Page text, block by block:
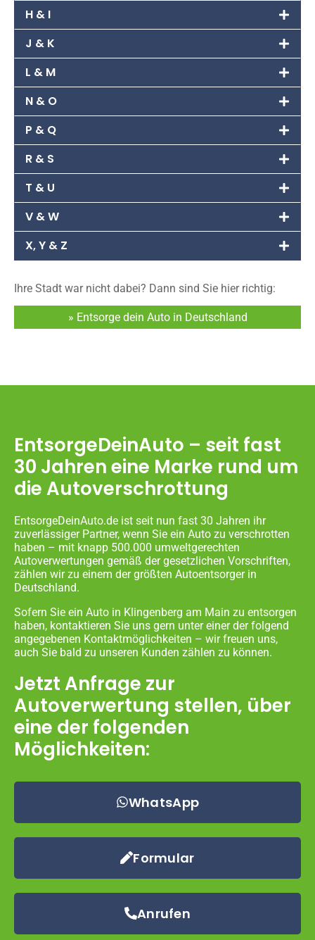
H & I
J & K
L & M
N & O
P & Q
R & S
T & U
V & W
X, Y & Z
Ihre Stadt war nicht dabei? Dann sind Sie hier richtig:
» Entsorge dein Auto in Deutschland
EntsorgeDeinAuto – seit fast
30 Jahren eine Marke rund um
die Autoverschrottung
EntsorgeDeinAuto.de ist seit nun fast 30 Jahren ihr
zuverlässiger Partner, wenn Sie ein Auto zu verschrotten
haben – mit knapp 500.000 umweltgerechten
Autoverwertungen gemäß der gesetzlichen Vorschriften,
zählen wir zu einem der größten Autoentsorger in
Deutschland.
Sofern Sie ein Auto in Klingenberg am Main zu entsorgen
haben, kontaktieren Sie uns gern unter einer der folgend
angegebenen Kontaktmöglichkeiten – wir freuen uns,
auch Sie bald zu unseren Kunden zählen zu können.
Jetzt Anfrage zur
Autoverwertung stellen, über
eine der folgenden
Möglichkeiten:
WhatsApp
Formular
Anrufen